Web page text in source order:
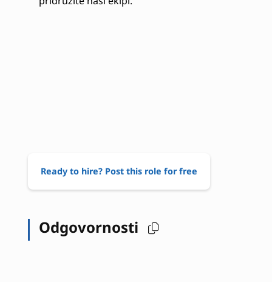
Ready to hire? Post this role for free
Odgovornosti